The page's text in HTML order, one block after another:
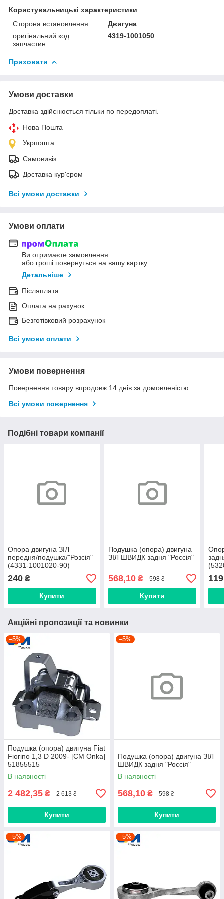
Користувальницькі характеристики
Сторона встановлення
Двигуна
оригінальний код
запчастин
4319-1001050
Приховати
Умови доставки
Доставка здійснюється тільки по передоплаті.
Нова Пошта
Укрпошта
Самовивіз
Доставка кур'єром
Всі умови доставки
Умови оплати
Ви отримаєте замовлення
або гроші повернуться на вашу картку
Детальніше
Післяплата
Оплата на рахунок
Безготівковий розрахунок
Всі умови оплати
Умови повернення
Повернення товару впродовж 14 днів за домовленістю
Всі умови повернення
Подібні товари компанії
Опора двигуна ЗІЛ
передня/подушка/"Розсія"
(4331-1001020-90)
240 ₴
Купити
Подушка (опора) двигуна
ЗІЛ ШВИДК задня "Россія"
568,10₴ 598 ₴
Купити
119
Акційні пропозиції та новинки
–5%
Подушка (опора) двигуна Fiat
Fiorino 1,3 D 2009- [СМ Onka]
51855515
В наявності
2 482,35 ₴ 2 613 ₴
Купити
–5%
Подушка (опора) двигуна ЗІЛ
ШВИДК задня "Россія"
В наявності
568,10 ₴ 598 ₴
Купити
–5% –5%